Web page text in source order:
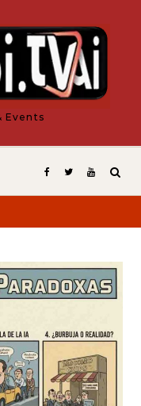
Events